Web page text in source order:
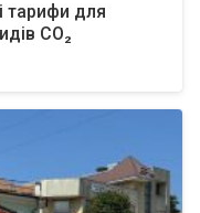
тарифи для
CO₂